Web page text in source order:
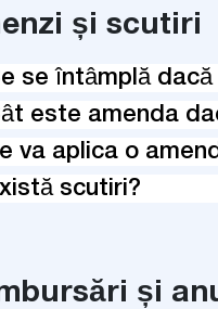
și scutiri
se întâmplă
este amenda
va aplica o
scutiri?
și